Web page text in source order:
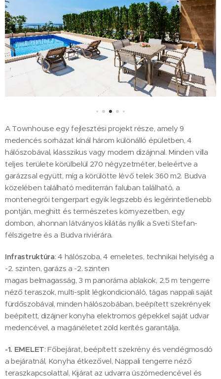
A Townhouse egy fejlesztési projekt része, amely 9
medencés sorházat kínál három különálló épületben, 4
hálószobával, klasszikus vagy modern dizájnnal. Minden villa
teljes területe körülbelül 270 négyzetméter, beleértve a
garázzsal együtt, míg a körülötte lévő telek 360 m2. Budva
közelében található mediterrán faluban található, a
montenegrói tengerpart egyik legszebb és legérintetlenebb
pontján, meghitt és természetes környezetben, egy
dombon, ahonnan látványos kilátás nyílik a Sveti Stefan-
félszigetre és a Budva riviérára.
Infrastruktúra: 4 hálószoba, 4 emeletes, technikai helyiség a
-2. szinten, garázs a -2. szinten
magas belmagasság, 3 m panoráma ablakok, 2,5 m tengerre
néző teraszok, multi-split légkondicionáló, tágas nappali saját
fürdőszobával, minden hálószobában, beépített szekrények
beépített, dizájner konyha elektromos gépekkel saját udvar
medencével, a magánéletet zöld kerítés garantálja.
-1. EMELET: Főbejárat, beépített szekrény és vendégmosdó
a bejáratnál, Konyha étkezővel, Nappali tengerre néző
teraszkapcsolattal, Kijárat az udvarra úszómedencével és